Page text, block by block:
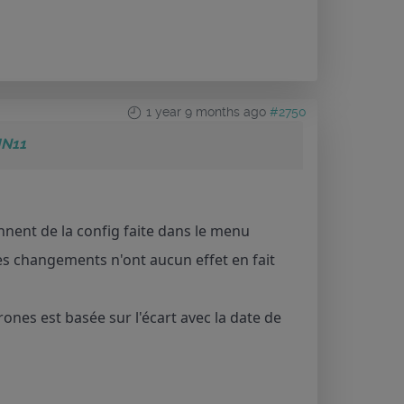
1 year 9 months ago #2750
de la config faite dans le menu
changements n'ont aucun effet en fait
est basée sur l'écart avec la date de